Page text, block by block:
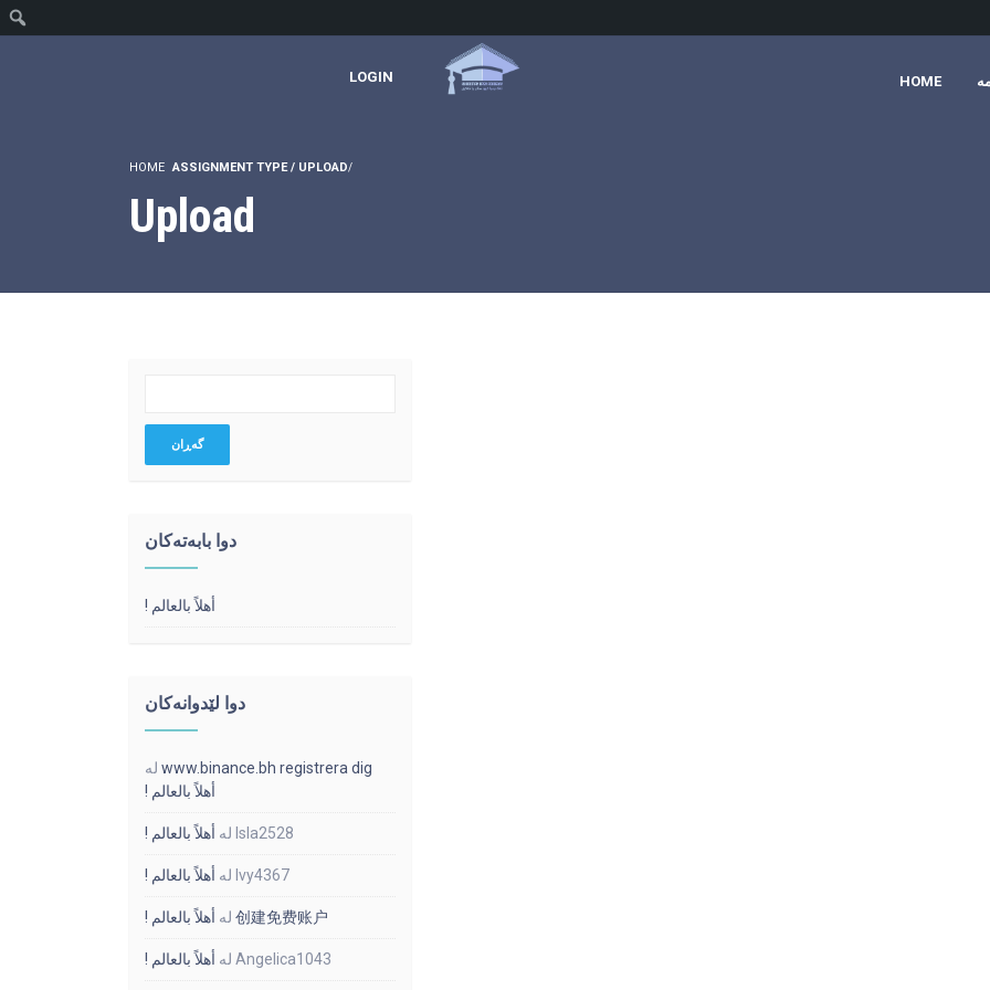
HOME
LOGIN
HOME ASSIGNMENT TYPE / UPLOAD
Upload
دوا بابه‌ته‌کان
أهلاً بالعالم !
دوا لێدوانه‌کان
www.binance.bh registrera dig لە
أهلاً بالعالم !
Isla2528 لە أهلاً بالعالم !
Ivy4367 لە أهلاً بالعالم !
创建免费账户 لە أهلاً بالعالم !
Angelica1043 لە أهلاً بالعالم !